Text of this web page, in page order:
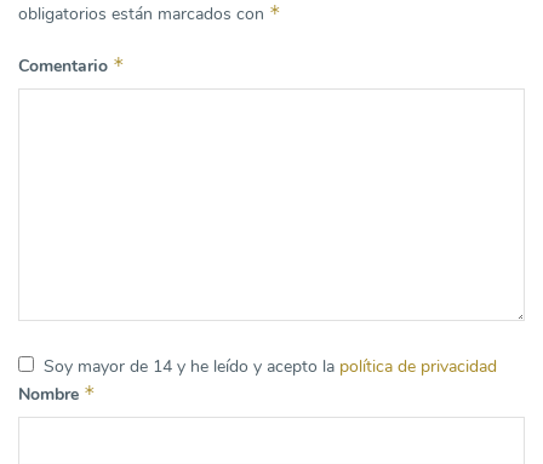
obligatorios están marcados con *
Comentario *
Soy mayor de 14 y he leído y acepto la política de privacidad
Nombre *